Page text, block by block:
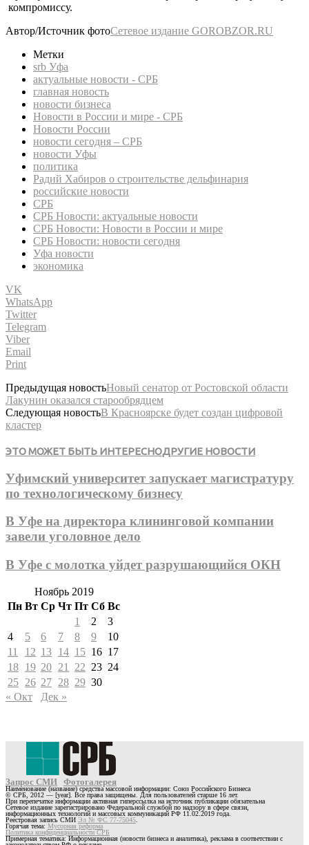
компромиссу.
Автор/Источник фотоСетевое издание GOROBZOR.RU
Метки
srb Уфа
актуальные новости - СРБ
главная новость
новости бизнеса
Новости в России и мире - СРБ
Новости России
новости сегодня – СРБ
новости Уфы
политика
Радий Хабиров о строительстве дельфинария
российские новости
СРБ
СРБ Новости: актуальные новости
СРБ Новости: Новости в России и мире
СРБ Новости: новости сегодня
Уфа новости
экономика
VK
WhatsApp
Twitter
Telegram
Viber
Email
Print
Предыдущая новостьНовый сенатор от Ростовской области
Лакунин оказался старообрядцем
Следующая новостьВ Красноярске будет создан цифровой
кластер
ЭТО МОЖЕТ БЫТЬ ИНТЕРЕСНОДРУГИЕ НОВОСТИ
Уфимский университет запускает магистратуру
по технологическому бизнесу
В Уфе на директора клининговой компании
завели уголовное дело
В Уфе с молотка уйдет разрушающийся ОКН
Ноябрь 2019
Пн Вт Ср Чт Пт Сб Вс
1
2
3
4
5 6 7 8 9
10
11
12 13 14 15 16 17
18 19 20 21 22 23 24
25 26 27 28 29 30
« Окт
Дек »
Запрос СМИ Фотогалерея
Наименование (название) средства массовой информации: Союз Российского Бизнеса
© СРБ, 2012 — [year]. Все права защищены. Для пользователей старше 16 лет.
При перепечатке информации активная гиперссылка на источник публикации обязательна
Сетевое издание зарегистрировано Федеральной службой по надзору в сфере связи,
информационных технологий и массовых коммуникаций РФ 11.02.2019 года.
Реестровая запись СМИ Эл № ФС 77-75045
Горячая тема: Мусорная реформа
Политика конфиденциальности СРБ
Примерная тематика: Информационная (новости бизнеса и аналитика), реклама в соответствии с